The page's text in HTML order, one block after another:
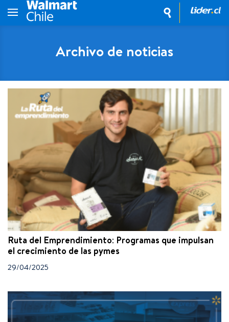
Archivo de noticias
Ruta del Emprendimiento: Programas que impulsan
el crecimiento de las pymes
29/04/2025